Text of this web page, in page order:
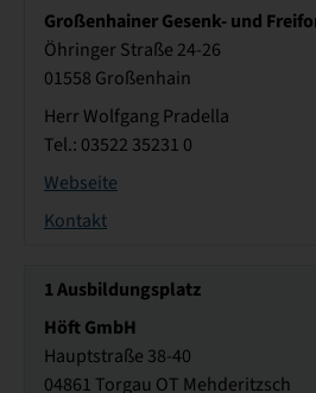
Großenhainer Gesenk- und
Öhringer Straße 24-26
01558 Großenhain
Herr Wolfgang Pradella
Tel.: 03522 35231 0
Webseite
Kontakt
1Ausbildungsplatz
Höft GmbH
Hauptstraße 38-40
04861 Torgau OT Mehderitzsch